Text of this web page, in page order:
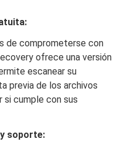
de comprometerse con
ofrece una versión
escanear su
previa de los archivos
si cumple con sus
soporte: